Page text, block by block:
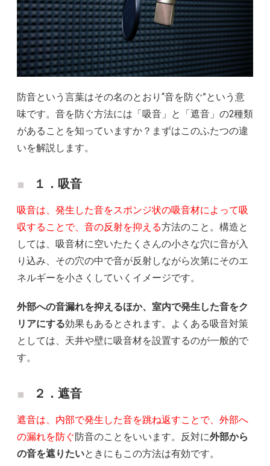
防音という言葉はその名のとおり“音を防ぐ”という意
味です。音を防ぐ方法には「吸音」と「遮音」の2種類
があることを知っていますか？まずはこのふたつの違
いを解説します。
１．吸音
吸音は、発生した音をスポンジ状の吸音材によって吸
収することで、音の反射を抑える方法のこと。構造と
しては、吸音材に空いたたくさんの小さな穴に音が入
り込み、その穴の中で音が反射しながら次第にそのエ
ネルギーを小さくしていくイメージです。
外部への音漏れを抑えるほか、室内で発生した音をク
リアにする効果もあるとされます。よくある吸音対策
としては、天井や壁に吸音材を設置するのが一般的で
す。
２．遮音
遮音は、内部で発生した音を跳ね返すことで、外部へ
の漏れを防ぐ防音のことをいいます。反対に外部から
の音を遮りたいときにもこの方法は有効です。